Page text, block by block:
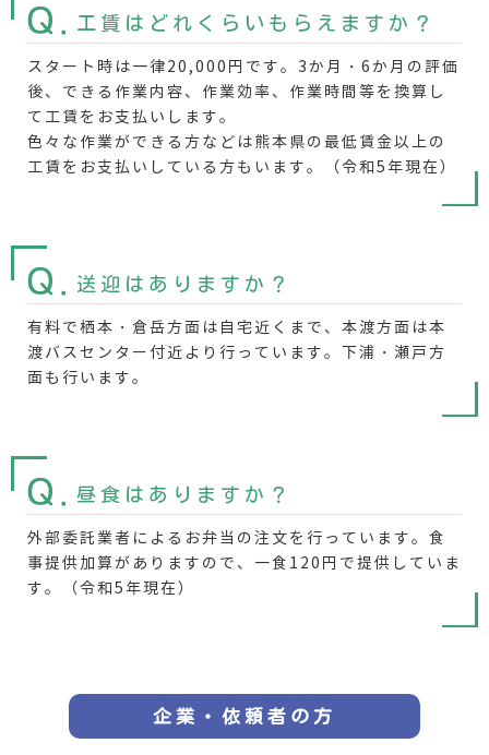
工賃はどれくらいもらえますか ？
スタート時は一律20,000円です。3か月・6か月の評価
後、できる作業内容、作業効率、作業時間等を換算し
て工賃をお支払いします。
色々な作業ができる方などは熊本県の最低賃金以上の
工賃をお支払いしている方もいます。（令和5年現在）
送迎はありますか ？
有料で栖本・倉岳方面は自宅近くまで、本渡方面は本
渡バスセンター付近より行っています。下浦・瀬戸方
面も行います。
昼食はありますか ？
外部委託業者によるお弁当の注文を行っています。食
事提供加算がありますので、一食120円で提供していま
す。（令和5年現在）
企業・依頼者の方